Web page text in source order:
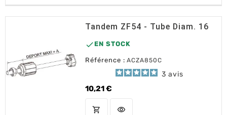
Tandem ZF54 - Tube Diam. 16
 EN STOCK
Référence : ACZA850C
3 avis
10,21 €
Prix
shopping_cart AJOUTER AU PANIER
visibility